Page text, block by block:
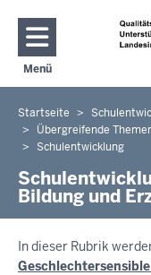
Menü
Navigation aktivieren/
Sie
befinden
hier
Startseite
Übergreifende
Schulentwicklung
Bildung und
In dieser Rubrik